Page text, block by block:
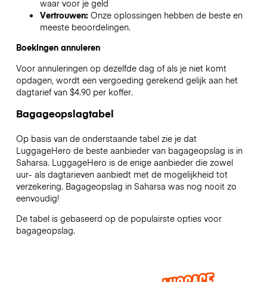
waar voor je geld
Vertrouwen: Onze oplossingen hebben de beste en
meeste beoordelingen.
Boekingen annuleren
Voor annuleringen op dezelfde dag of als je niet komt
opdagen, wordt een vergoeding gerekend gelijk aan het
dagtarief van $4.90 per koffer.
Bagageopslagtabel
Op basis van de onderstaande tabel zie je dat
LuggageHero de beste aanbieder van bagageopslag is in
Saharsa. LuggageHero is de enige aanbieder die zowel
uur- als dagtarieven aanbiedt met de mogelijkheid tot
verzekering. Bagageopslag in Saharsa was nog nooit zo
eenvoudig!
De tabel is gebaseerd op de populairste opties voor
bagageopslag.